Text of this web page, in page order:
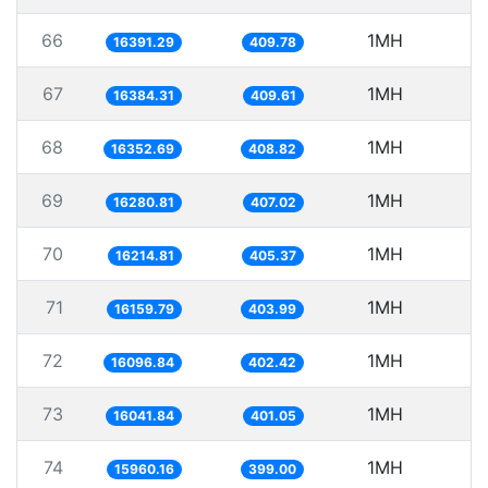
66 16391.29 409.78 1MH
67 16384.31 409.61 1MH
68 16352.69 408.82 1MH
69 16280.81 407.02 1MH
70 16214.81 405.37 1MH
71 16159.79 403.99 1MH
72 16096.84 402.42 1MH
73 16041.84 401.05 1MH
74 15960.16 399.00 1MH